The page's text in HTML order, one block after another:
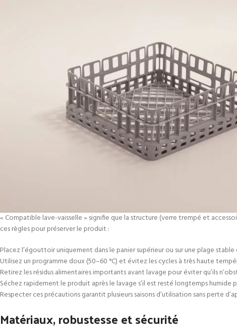
« Compatible lave-vaisselle » signifie que la structure (verre trempé et
ces règles pour préserver le produit :
Placez l’égouttoir uniquement dans le panier supérieur ou sur une plage
Utilisez un programme doux (50–60 °C) et évitez les cycles à très haute
Retirez les résidus alimentaires importants avant lavage pour éviter qu’ils
Séchez rapidement le produit après le lavage s’il est resté longtemps humide
Respecter ces précautions garantit plusieurs saisons d’utilisation sans perte
Matériaux, robustesse et sécurité